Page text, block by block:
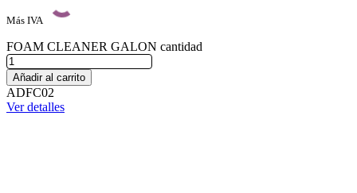
Más IVA
FOAM CLEANER GALON cantidad
Añadir al carrito
ADFC02
Ver detalles